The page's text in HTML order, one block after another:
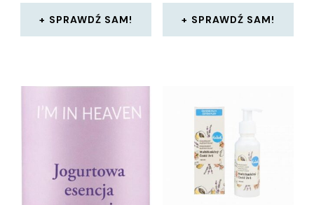
SPRAWDŹ SAM! SPRAWDŹ SAM!